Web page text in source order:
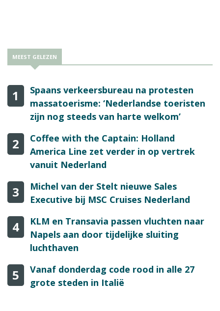
MEEST GELEZEN
1
Spaans verkeersbureau na protesten
massatoerisme: ‘Nederlandse toeristen
zijn nog steeds van harte welkom’
2
Coffee with the Captain: Holland
America Line zet verder in op vertrek
vanuit Nederland
3
Michel van der Stelt nieuwe Sales
Executive bij MSC Cruises Nederland
4
KLM en Transavia passen vluchten naar
Napels aan door tijdelijke sluiting
luchthaven
5
Vanaf donderdag code rood in alle 27
grote steden in Italië